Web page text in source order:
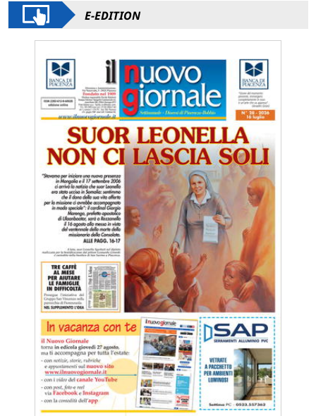
E-EDITION